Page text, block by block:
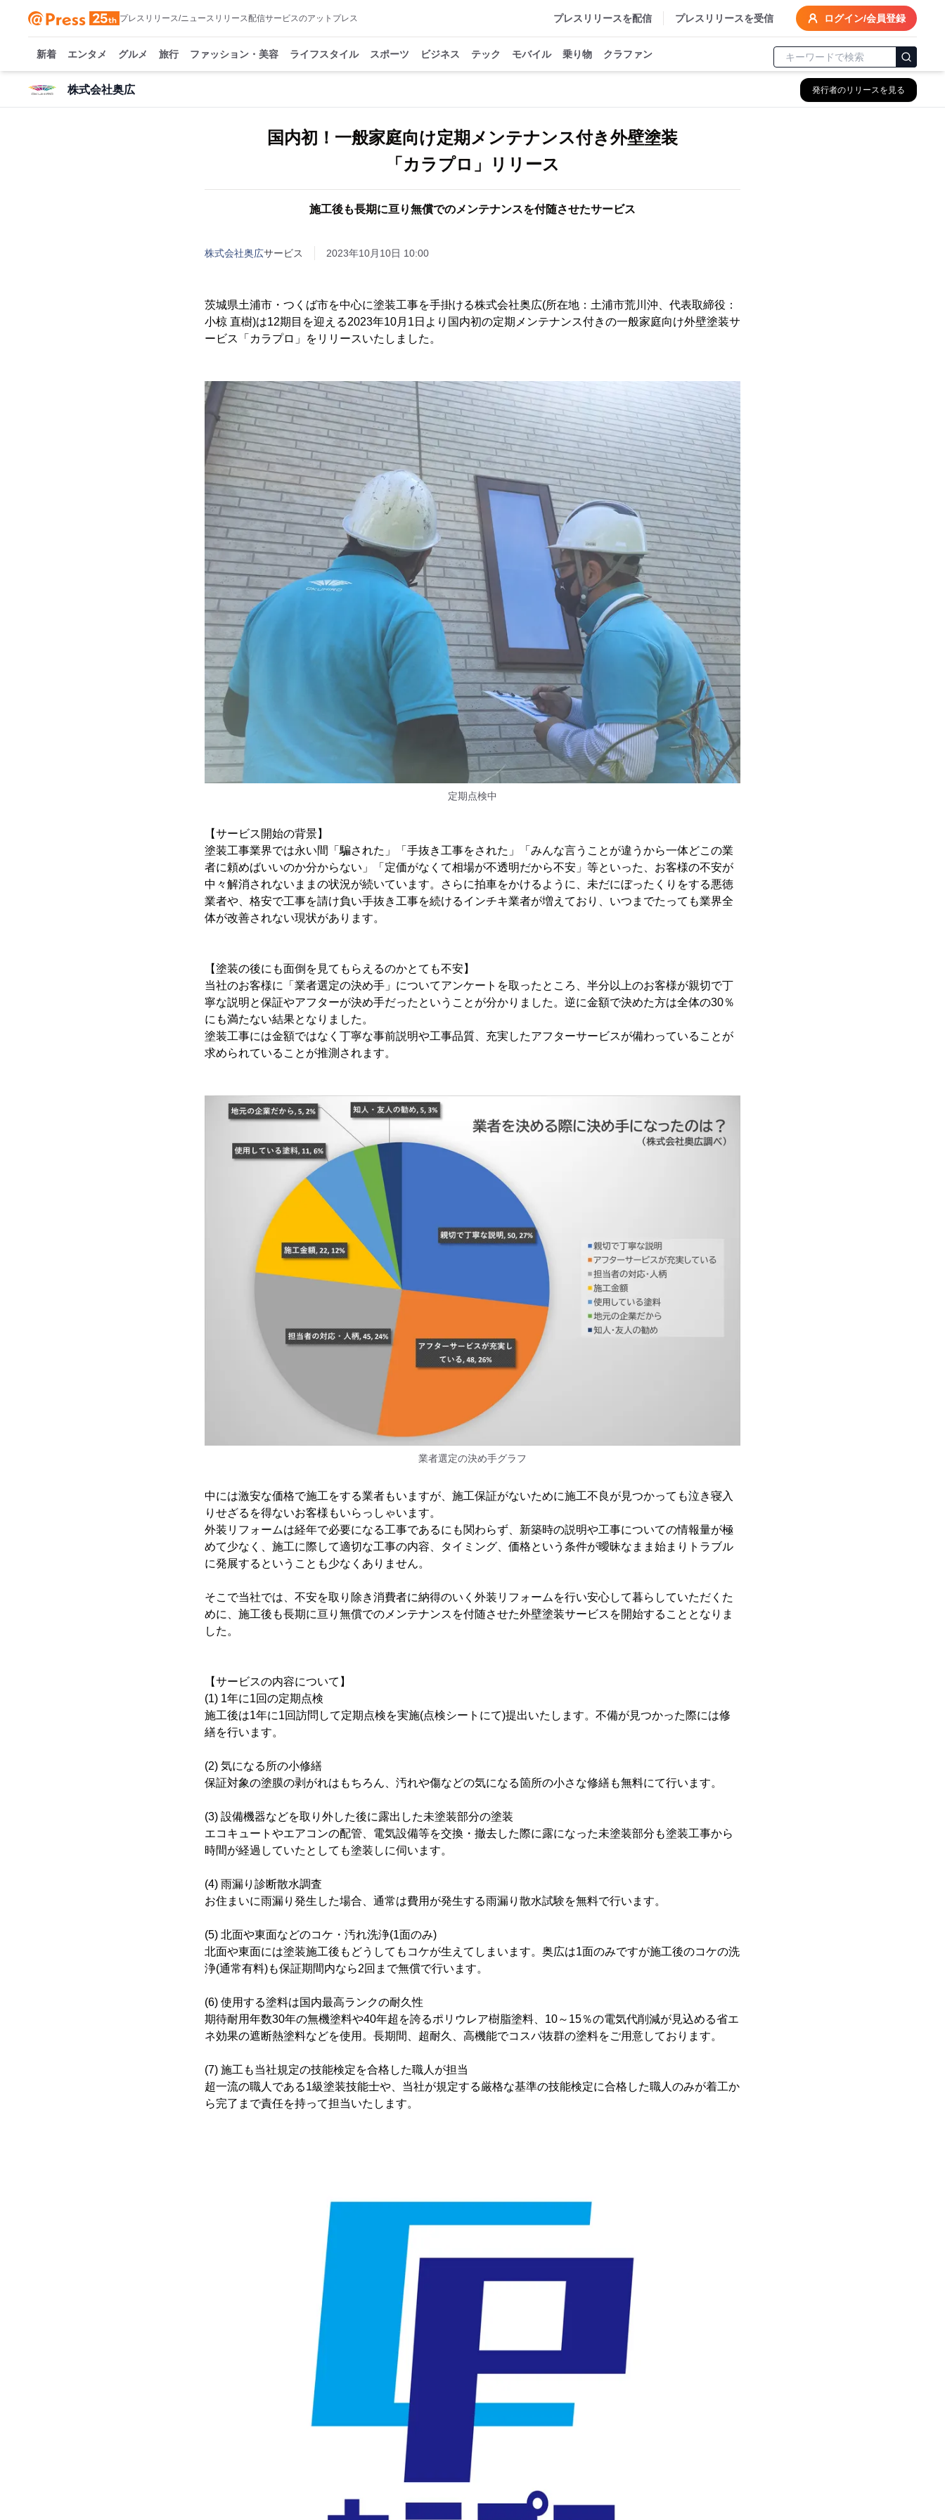
プレスリリース/ニュースリリース配信サービスのアットプレス プレスリリースを配信 プレスリリースを受信 ログイン/会員登録
新着 エンタメ グルメ 旅行 ファッション・美容 ライフスタイル スポーツ ビジネス テック モバイル 乗り物 クラファン
株式会社奥広 発行者のリリースを見る
国内初！一般家庭向け定期メンテナンス付き外壁塗装
「カラプロ」リリース
施工後も長期に亘り無償でのメンテナンスを付随させたサービス
株式会社奥広サービス 2023年10月10日 10:00
茨城県土浦市・つくば市を中心に塗装工事を手掛ける株式会社奥広(所在地：土浦市荒川沖、代表取締役：
小椋 直樹)は12期目を迎える2023年10月1日より国内初の定期メンテナンス付きの一般家庭向け外壁塗装サ
ービス「カラプロ」をリリースいたしました。
定期点検中
【サービス開始の背景】
塗装工事業界では永い間「騙された」「手抜き工事をされた」「みんな言うことが違うから一体どこの業
者に頼めばいいのか分からない」「定価がなくて相場が不透明だから不安」等といった、お客様の不安が
中々解消されないままの状況が続いています。さらに拍車をかけるように、未だにぼったくりをする悪徳
業者や、格安で工事を請け負い手抜き工事を続けるインチキ業者が増えており、いつまでたっても業界全
体が改善されない現状があります。
【塗装の後にも面倒を見てもらえるのかとても不安】
当社のお客様に「業者選定の決め手」についてアンケートを取ったところ、半分以上のお客様が親切で丁
寧な説明と保証やアフターが決め手だったということが分かりました。逆に金額で決めた方は全体の30％
にも満たない結果となりました。
塗装工事には金額ではなく丁寧な事前説明や工事品質、充実したアフターサービスが備わっていることが
求められていることが推測されます。
業者選定の決め手グラフ
中には激安な価格で施工をする業者もいますが、施工保証がないために施工不良が見つかっても泣き寝入
りせざるを得ないお客様もいらっしゃいます。
外装リフォームは経年で必要になる工事であるにも関わらず、新築時の説明や工事についての情報量が極
めて少なく、施工に際して適切な工事の内容、タイミング、価格という条件が曖昧なまま始まりトラブル
に発展するということも少なくありません。
そこで当社では、不安を取り除き消費者に納得のいく外装リフォームを行い安心して暮らしていただくた
めに、施工後も長期に亘り無償でのメンテナンスを付随させた外壁塗装サービスを開始することとなりま
した。
【サービスの内容について】
(1) 1年に1回の定期点検
施工後は1年に1回訪問して定期点検を実施(点検シートにて)提出いたします。不備が見つかった際には修
繕を行います。
(2) 気になる所の小修繕
保証対象の塗膜の剥がれはもちろん、汚れや傷などの気になる箇所の小さな修繕も無料にて行います。
(3) 設備機器などを取り外した後に露出した未塗装部分の塗装
エコキュートやエアコンの配管、電気設備等を交換・撤去した際に露になった未塗装部分も塗装工事から
時間が経過していたとしても塗装しに伺います。
(4) 雨漏り診断散水調査
お住まいに雨漏り発生した場合、通常は費用が発生する雨漏り散水試験を無料で行います。
(5) 北面や東面などのコケ・汚れ洗浄(1面のみ)
北面や東面には塗装施工後もどうしてもコケが生えてしまいます。奥広は1面のみですが施工後のコケの洗
浄(通常有料)も保証期間内なら2回まで無償で行います。
(6) 使用する塗料は国内最高ランクの耐久性
期待耐用年数30年の無機塗料や40年超を誇るポリウレア樹脂塗料、10～15％の電気代削減が見込める省エ
ネ効果の遮断熱塗料などを使用。長期間、超耐久、高機能でコスパ抜群の塗料をご用意しております。
(7) 施工も当社規定の技能検定を合格した職人が担当
超一流の職人である1級塗装技能士や、当社が規定する厳格な基準の技能検定に合格した職人のみが着工か
ら完了まで責任を持って担当いたします。